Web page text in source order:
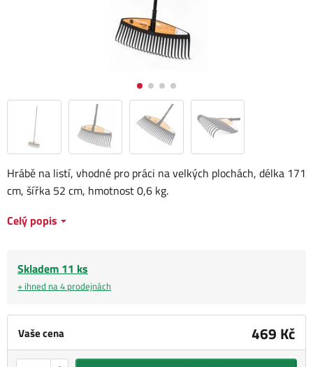
Vaše cena 469 Kč
Hrábě na listí, vhodné pro práci na velkých plochách, délka 171
cm, šířka 52 cm, hmotnost 0,6 kg.
Celý popis
Skladem 11 ks
+ ihned na 4 prodejnách